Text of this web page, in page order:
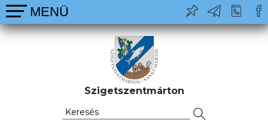
Szigetszentmárton